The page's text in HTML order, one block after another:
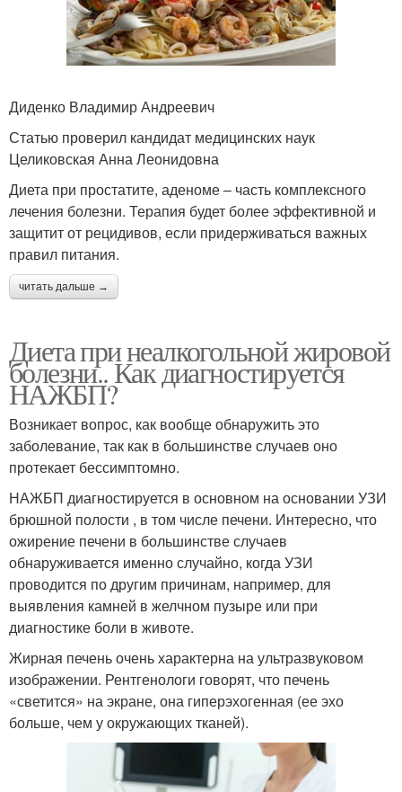
Диденко Владимир Андреевич
Статью проверил кандидат медицинских наук
Целиковская Анна Леонидовна
Диета при простатите, аденоме – часть комплексного
лечения болезни. Терапия будет более эффективной и
защитит от рецидивов, если придерживаться важных
правил питания.
читать дальше →
Диета при неалкогольной жировой
болезни.. Как диагностируется
НАЖБП?
Возникает вопрос, как вообще обнаружить это
заболевание, так как в большинстве случаев оно
протекает бессимптомно.
НАЖБП диагностируется в основном на основании УЗИ
брюшной полости , в том числе печени. Интересно, что
ожирение печени в большинстве случаев
обнаруживается именно случайно, когда УЗИ
проводится по другим причинам, например, для
выявления камней в желчном пузыре или при
диагностике боли в животе.
Жирная печень очень характерна на ультразвуковом
изображении. Рентгенологи говорят, что печень
«светится» на экране, она ​​гиперэхогенная (ее эхо
больше, чем у окружающих тканей).